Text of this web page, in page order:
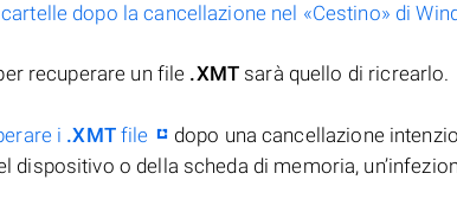
dopo la cancellazione nel «Cestino» di
recuperare un file .XMT sarà quello di ricrearlo.
i .XMTfile
dopo una cancellazione
o della scheda di memoria,